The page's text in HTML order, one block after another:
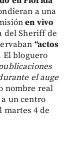
a una
en vivo
del Sheriff de
“actos
El bloguero
el auge
nombre real
un centro
martes 4 de